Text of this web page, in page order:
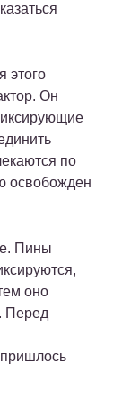
этого
Он
по
освобожден
Пины
оно
Перед